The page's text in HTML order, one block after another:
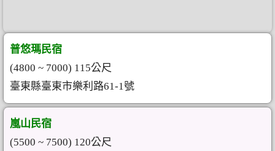
普悠瑪民宿
(4800 ~ 7000) 115公尺
臺東縣臺東市樂利路61-1號
嵐山民宿
(5500 ~ 7500) 120公尺